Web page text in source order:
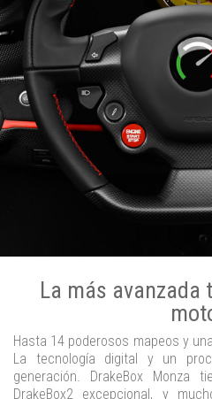
La más avanzada
Hasta 14 poderosos mapeos y
La tecnología digital y un
generación. DrakeBox
DrakeBox2 excepcional, y